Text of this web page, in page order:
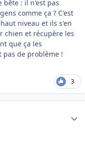
bête : il n'est pas
comme ça ? C'est
niveau et ils s'en
chien et récupère les
que ça les
de problème !
3